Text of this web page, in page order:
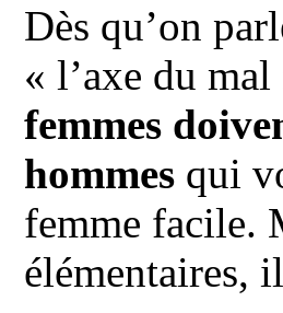
Dès qu’on
« l’axe du
femmes
hommes qui
femme facile.
élémentaires,